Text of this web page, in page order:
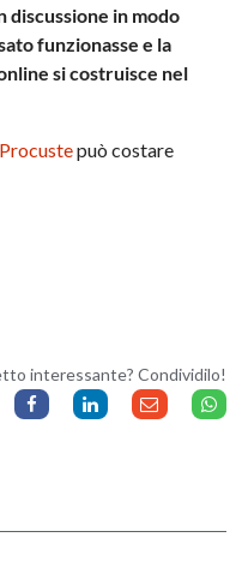
discussione in modo
funzionasse e la
si costruisce nel
può costare
interessante? Condividilo!